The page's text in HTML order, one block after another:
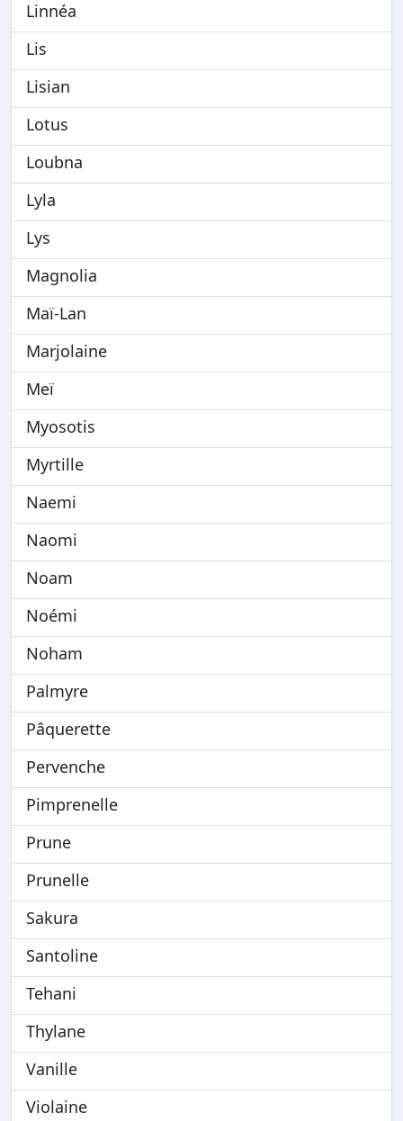
Linnéa
Lis
Lisian
Lotus
Loubna
Lyla
Lys
Magnolia
Maï-Lan
Marjolaine
Meï
Myosotis
Myrtille
Naemi
Naomi
Noam
Noémi
Noham
Palmyre
Pâquerette
Pervenche
Pimprenelle
Prune
Prunelle
Sakura
Santoline
Tehani
Thylane
Vanille
Violaine